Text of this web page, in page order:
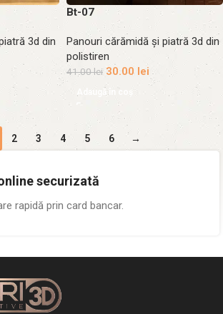
3d din
Bt-07
Panouri cărămidă și piatră 3d din
polistiren
41.00lei 30.00 lei
Adaugă în coș
2 3 4 5 6 →
proiecte
în toată țara.